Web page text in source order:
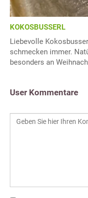
KOKOSBUSSERL
Liebevolle
schmecken immer.
besonders an
User Kommentare